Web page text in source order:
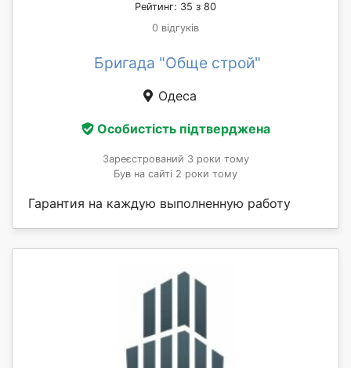
Рейтинг: 35 з 80
0 відгуків
Бригада "Обще строй"
Одеса
Особистість підтверджена
Зареєстрований 3 роки тому
Був на сайті 2 роки тому
Гарантия на каждую выполненную работу